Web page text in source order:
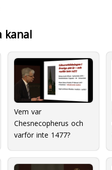
kanal
Vem var
Chesnecopherus och
varför inte 1477?